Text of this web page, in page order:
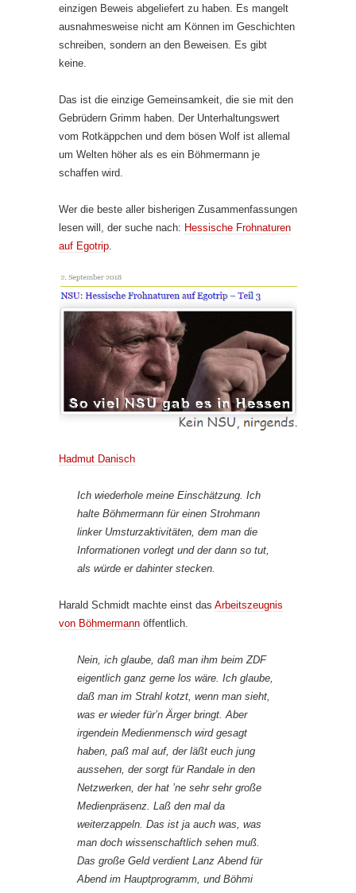
einzigen Beweis abgeliefert zu haben. Es mangelt
ausnahmesweise nicht am Können im Geschichten
schreiben, sondern an den Beweisen. Es gibt
keine.
Das ist die einzige Gemeinsamkeit, die sie mit den
Gebrüdern Grimm haben. Der Unterhaltungswert
vom Rotkäppchen und dem bösen Wolf ist allemal
um Welten höher als es ein Böhmermann je
schaffen wird.
Wer die beste aller bisherigen Zusammenfassungen
lesen will, der suche nach: Hessische Frohnaturen
auf Egotrip.
Hadmut Danisch
Ich wiederhole meine Einschätzung. Ich
halte Böhmermann für einen Strohmann
linker Umsturzaktivitäten, dem man die
Informationen vorlegt und der dann so tut,
als würde er dahinter stecken.
Harald Schmidt machte einst das Arbeitszeugnis
von Böhmermann öffentlich.
Nein, ich glaube, daß man ihm beim ZDF
eigentlich ganz gerne los wäre. Ich glaube,
daß man im Strahl kotzt, wenn man sieht,
was er wieder für’n Ärger bringt. Aber
irgendein Medienmensch wird gesagt
haben, paß mal auf, der läßt euch jung
aussehen, der sorgt für Randale in den
Netzwerken, der hat ’ne sehr sehr große
Medienpräsenz. Laß den mal da
weiterzappeln. Das ist ja auch was, was
man doch wissenschaftlich sehen muß.
Das große Geld verdient Lanz Abend für
Abend im Hauptprogramm, und Böhmi